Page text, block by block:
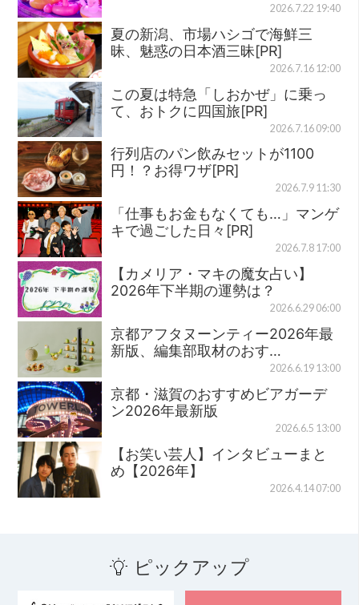
2026.7.22 19:40
夏の新潟、市場ハシゴで海鮮三
昧、魅惑の日本酒三昧[PR]
2026.7.16 12:00
この夏は特急「しおかぜ」に乗っ
て、おトクに四国旅[PR]
2026.7.16 09:00
行列店のパン飲みセットが1100
円！？お得ワザ[PR]
2026.7.9 11:30
「仕事もお金もなくても…」マンゲ
キで過ごした日々[PR]
2026.7.8 17:00
【カメリア・マキの魔女占い】
2026年下半期の運勢は？
2026.6.29 06:00
京都アフタヌーンティー2026年最
新版、編集部取材のおす…
2026.6.19 13:00
京都・滋賀のおすすめビアガーデ
ン2026年最新版
2026.6.5 13:00
【お笑い芸人】インタビューまと
め【2026年】
2026.4.14 07:00
ピックアップ